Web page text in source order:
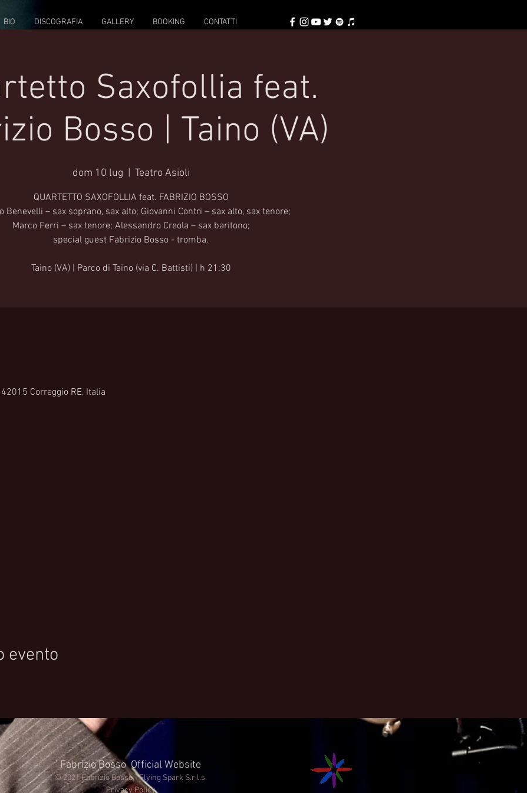
BIO DISCOGRAFIA GALLERY BOOKING CONTATTI
Saxofollia feat.
Bosso | Taino (VA)
dom 10 lug Teatro Asioli
QUARTETTO SAXOFOLLIA feat. FABRIZIO BOSSO
Benevelli – sax soprano, sax alto; Giovanni Contri – sax alto, sax tenore;
Marco Ferri – sax tenore; Alessandro Creola – sax baritono;
special guest Fabrizio Bosso - tromba.
Taino (VA) | Parco di Taino (via C. Battisti) | h 21:30
Correggio RE, Italia
evento
Fabrizio Bosso Official Website
© 2021 Fabrizio Bosso - Flying Spark S.r.l.s.
Privacy Policy